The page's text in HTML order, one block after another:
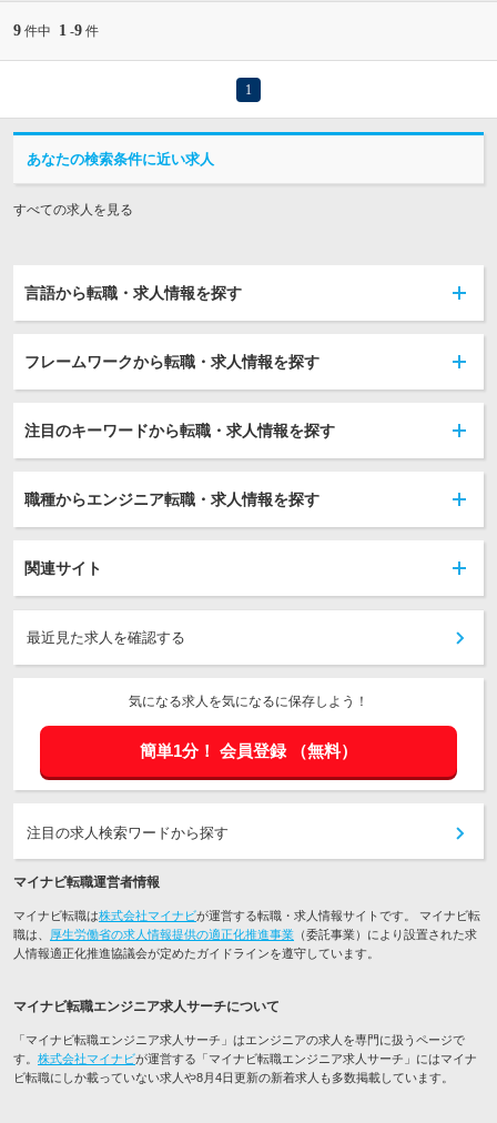
9 件中 1 -9 件
1
あなたの検索条件に近い求人
すべての求人を見る
言語から転職・求人情報を探す
フレームワークから転職・求人情報を探す
注目のキーワードから転職・求人情報を探す
職種からエンジニア転職・求人情報を探す
関連サイト
最近見た求人を確認する
気になる求人を気になるに保存しよう！
簡単1分！ 会員登録 （無料）
注目の求人検索ワードから探す
マイナビ転職運営者情報
マイナビ転職は株式会社マイナビが運営する転職・求人情報サイトです。 マイナビ転
職は、 厚生労働省の求人情報提供の適正化推進事業 （委託事業）により設置された求
人情報適正化推進協議会が定めたガイドラインを遵守しています。
マイナビ転職エンジニア求人サーチについて
「マイナビ転職エンジニア求人サーチ」はエンジニアの求人を専門に扱うページで
す。 株式会社マイナビが運営する「マイナビ転職エンジニア求人サーチ」にはマイナ
ビ転職にしか載っていない求人や8月4日更新の新着求人も多数掲載しています。